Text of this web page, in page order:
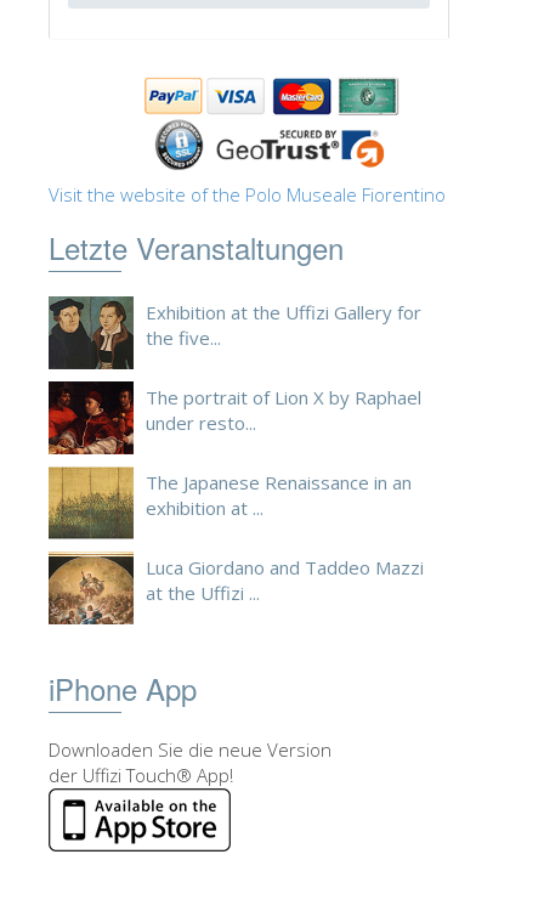
Visit the website of the Polo Museale Fiorentino
Letzte Veranstaltungen
Exhibition at the Uffizi Gallery for
the five...
The portrait of Lion X by Raphael
under resto...
The Japanese Renaissance in an
exhibition at ...
Luca Giordano and Taddeo Mazzi
at the Uffizi ...
iPhone App
Downloaden Sie die neue Version
der Uffizi Touch® App!